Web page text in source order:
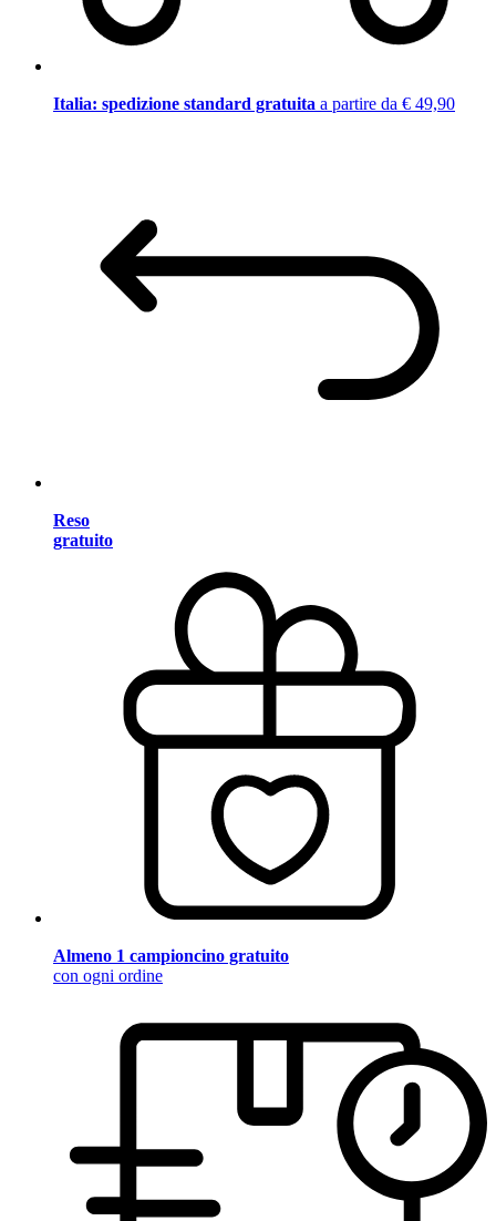
Italia: spedizione standard gratuita a partire da € 49,90
Reso
gratuito
Almeno 1 campioncino gratuito
con ogni ordine